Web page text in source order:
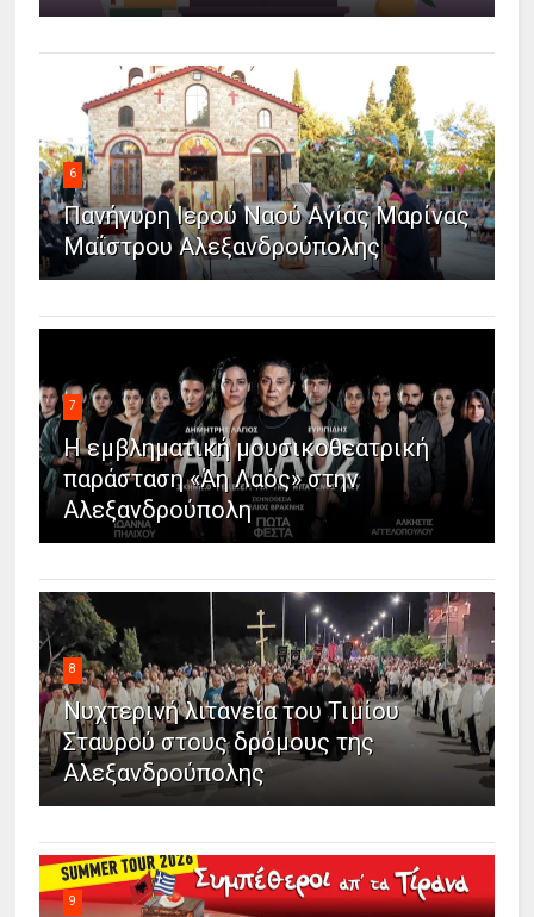
6
Πανήγυρη Ιερού Ναού Αγίας Μαρίνας
Μαΐστρου Αλεξανδρούπολης
7
Η εμβληματική μουσικοθεατρική
παράσταση «Άη Λαός» στην
Αλεξανδρούπολη
8
Νυχτερινή λιτανεία του Τιμίου
Σταυρού στους δρόμους της
Αλεξανδρούπολης
9